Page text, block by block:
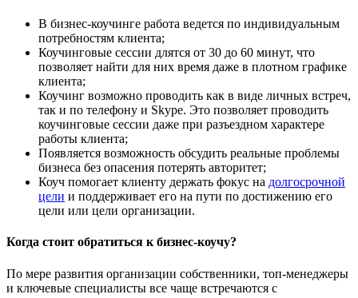
В бизнес-коучинге работа ведется по индивидуальным
потребностям клиента;
Коучинговые сессии длятся от 30 до 60 минут, что
позволяет найти для них время даже в плотном графике
клиента;
Коучинг возможно проводить как в виде личных встреч,
так и по телефону и Skype. Это позволяет проводить
коучинговые сессии даже при разъездном характере
работы клиента;
Появляется возможность обсудить реальные проблемы
бизнеса без опасения потерять авторитет;
Коуч помогает клиенту держать фокус на долгосрочной
цели и поддерживает его на пути по достижению его
цели или цели организации.
Когда стоит обратиться к бизнес-коучу?
По мере развития организации собственники, топ-менеджеры
и ключевые специалисты все чаще встречаются с